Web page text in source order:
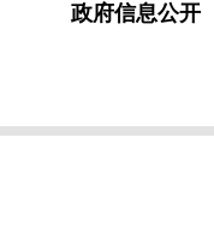
政府信息公开